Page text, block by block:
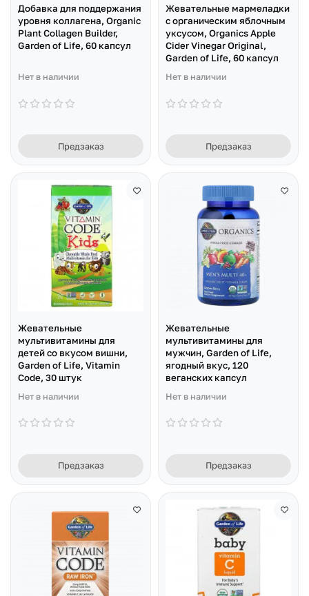
Добавка для поддержания
уровня коллагена, Organic
Plant Collagen Builder,
Garden of Life, 60 капсул
Нет в наличии
Предзаказ
Жевательные мармеладки
с органическим яблочным
уксусом, Organics Apple
Cider Vinegar Original,
Garden of Life, 60 капсул
Нет в наличии
Предзаказ
Жевательные
мультивитамины для
детей со вкусом вишни,
Garden of Life, Vitamin
Code, 30 штук
Нет в наличии
Предзаказ
Жевательные
мультивитамины для
мужчин, Garden of Life,
ягодный вкус, 120
веганских капсул
Нет в наличии
Предзаказ